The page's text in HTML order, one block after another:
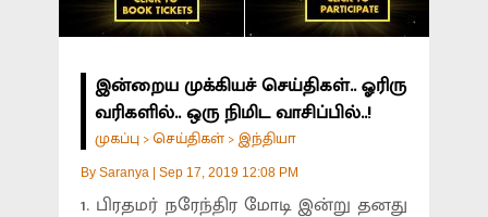
இன்றைய முக்கியச் செய்திகள்.. ஓரிரு
வரிகளில்.. ஒரு நிமிட வாசிப்பில்..!
முகப்பு >செய்திகள் > இந்தியா
By Saranya Sep 17, 2019 12:08 PM
1. பிரதமர் நரேந்திர மோடி இன்று தனது